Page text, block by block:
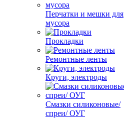
Перчатки и мешки для
мусора
Прокладки
Ремонтные ленты
Круги, электроды
Смазки силиконовые/
спреи/ ОУГ